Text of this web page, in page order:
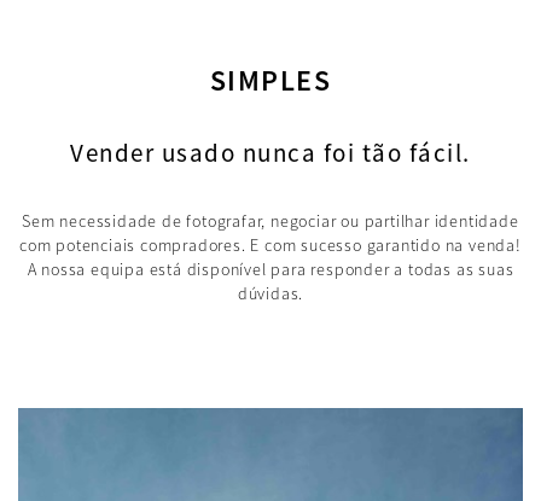
SIMPLES
Vender usado nunca foi tão fácil.
Sem necessidade de fotografar, negociar ou partilhar identidade
com potenciais compradores. E com sucesso garantido na venda!
A nossa equipa está disponível para responder a todas as suas
dúvidas.